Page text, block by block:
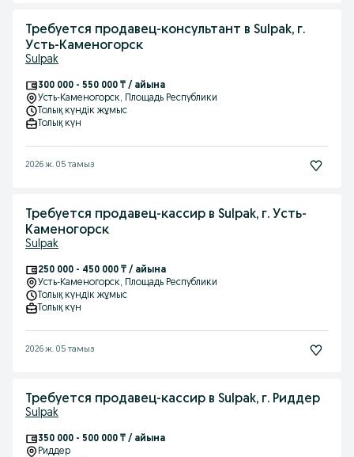
Требуется продавец-консультант в Sulpak, г.
Усть-Каменогорск
Sulpak
300 000 - 550 000 ₸ / айына
Усть-Каменогорск, Площадь Республики
Толық күндік жұмыс
Толық күн
2026 ж. 05 тамыз
Требуется продавец-кассир в Sulpak, г. Усть-
Каменогорск
Sulpak
250 000 - 450 000 ₸ / айына
Усть-Каменогорск, Площадь Республики
Толық күндік жұмыс
Толық күн
2026 ж. 05 тамыз
Требуется продавец-кассир в Sulpak, г. Риддер
Sulpak
350 000 - 500 000 ₸ / айына
Риддер